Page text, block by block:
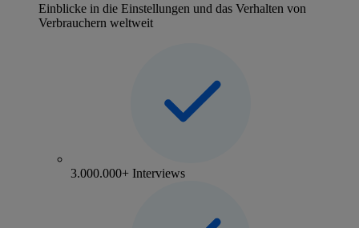
Einblicke in die Einstellungen und das Verhalten von
Verbrauchern weltweit
3.000.000+ Interviews